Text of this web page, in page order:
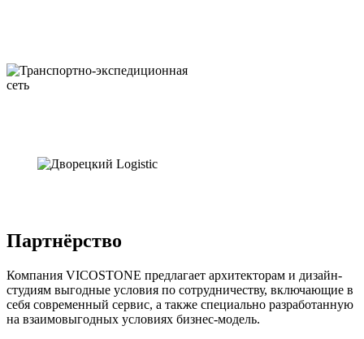
Партнёрство
Компания VICOSTONE предлагает архитекторам и дизайн-
студиям выгодные условия по сотрудничеству, включающие в
себя современный сервис, а также специально разработанную
на взаимовыгодных условиях бизнес-модель.